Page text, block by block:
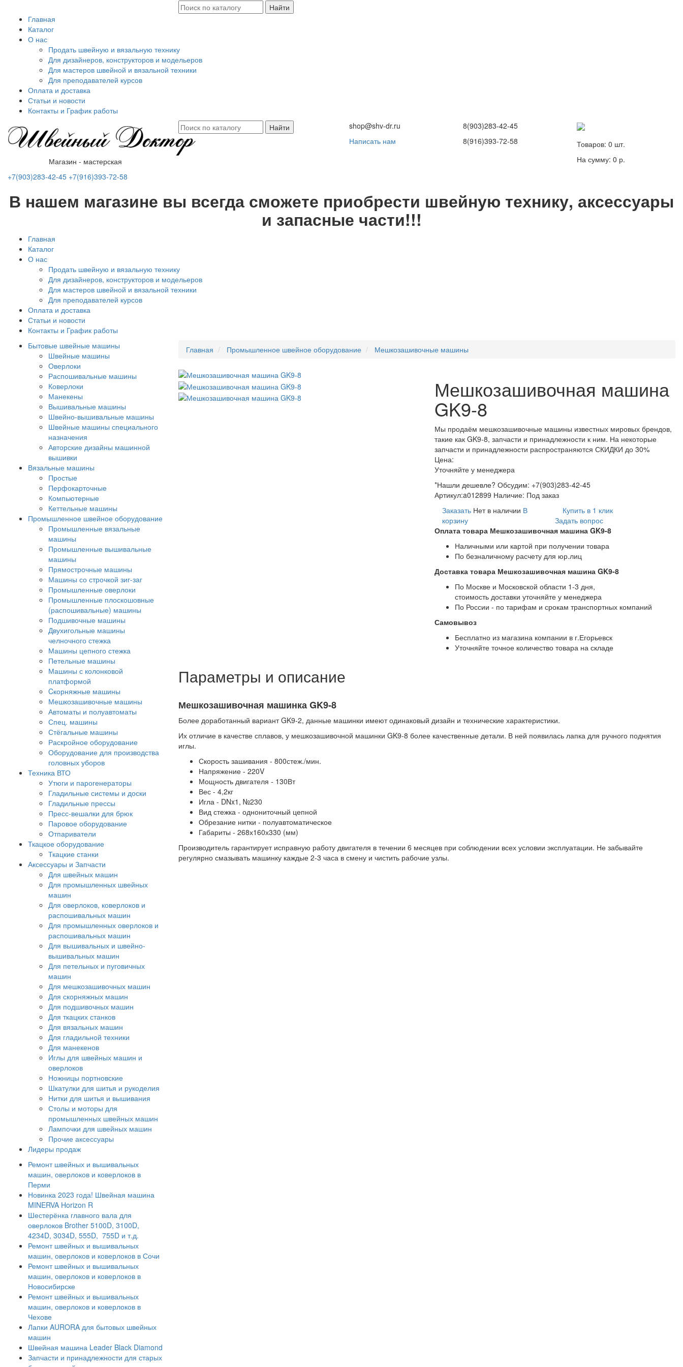
Найти
Главная
Каталог
О нас
Продать швейную и вязальную технику
Для дизайнеров, конструкторов и модельеров
Для мастеров швейной и вязальной техники
Для преподавателей курсов
Оплата и доставка
Статьи и новости
Контакты и График работы
Магазин - мастерская
Найти
shop@shv-dr.ru
Написать нам
8(903)283-42-45
8(916)393-72-58
Товаров: 0 шт.
На сумму: 0 р.
+7(903)283-42-45 +7(916)393-72-58
В нашем магазине вы всегда сможете приобрести швейную технику, аксессуары
и запасные части!!!
Главная
Каталог
О нас
Продать швейную и вязальную технику
Для дизайнеров, конструкторов и модельеров
Для мастеров швейной и вязальной техники
Для преподавателей курсов
Оплата и доставка
Статьи и новости
Контакты и График работы
Бытовые швейные машины
Швейные машины
Оверлоки
Распошивальные машины
Коверлоки
Манекены
Вышивальные машины
Швейно-вышивальные машины
Швейные машины специального
назначения
Авторские дизайны машинной
вышивки
Вязальные машины
Простые
Перфокарточные
Компьютерные
Кеттельные машины
Промышленное швейное оборудование
Промышленные вязальные
машины
Промышленные вышивальные
машины
Прямострочные машины
Машины со строчкой зиг-заг
Промышленные оверлоки
Промышленные плоскошовные
(распошивальные) машины
Подшивочные машины
Двухигольные машины
челночного стежка
Машины цепного стежка
Петельные машины
Машины с колонковой
платформой
Cкорняжные машины
Мешкозашивочные машины
Автоматы и полуавтоматы
Спец. машины
Стёгальные машины
Раскройное оборудование
Оборудование для производства
головных уборов
Техника ВТО
Утюги и парогенераторы
Гладильные системы и доски
Гладильные прессы
Пресс-вешалки для брюк
Паровое оборудование
Отпариватели
Ткацкое оборудование
Ткацкие станки
Аксессуары и Запчасти
Для швейных машин
Для промышленных швейных
машин
Для оверлоков, коверлоков и
распошивальных машин
Для промышленных оверлоков и
распошивальных машин
Для вышивальных и швейно-
вышивальных машин
Для петельных и пуговичных
машин
Для мешкозашивочных машин
Для скорняжных машин
Для подшивочных машин
Для ткацких станков
Для вязальных машин
Для гладильной техники
Для манекенов
Иглы для швейных машин и
оверлоков
Ножницы портновские
Шкатулки для шитья и рукоделия
Нитки для шитья и вышивания
Столы и моторы для
промышленных швейных машин
Лампочки для швейных машин
Прочие аксессуары
Лидеры продаж
Ремонт швейных и вышивальных
машин, оверлоков и коверлоков в
Перми
Новинка 2023 года! Швейная машина
MINERVA Horizon R
Шестерёнка главного вала для
оверлоков Brother 5100D, 3100D,
4234D, 3034D, 555D, 755D и т.д.
Ремонт швейных и вышивальных
машин, оверлоков и коверлоков в Сочи
Ремонт швейных и вышивальных
машин, оверлоков и коверлоков в
Новосибирске
Ремонт швейных и вышивальных
машин, оверлоков и коверлоков в
Чехове
Лапки AURORA для бытовых швейных
машин
Швейная машина Leader Black Diamond
Запчасти и принадлежности для старых
Главная Промышленное швейное оборудование Мешкозашивочные машины
Мешкозашивочная машина
GK9-8
Мы продаём мешкозашивочные машины известных мировых брендов,
такие как GK9-8, запчасти и принадлежности к ним. На некоторые
запчасти и принадлежности распространяются СКИДКИ до 30%
Цена:
Уточняйте у менеджера
*Нашли дешевле? Обсудим: +7(903)283-42-45
Артикул:a012899 Наличие: Под заказ
Заказать Нет в наличии В
корзину
Купить в 1 клик
Задать вопрос
Оплата товара Мешкозашивочная машина GK9-8
Наличными или картой при получении товара
По безналичному расчету для юр.лиц
Доставка товара Мешкозашивочная машина GK9-8
По Москве и Московской области 1-3 дня,
стоимость доставки уточняйте у менеджера
По России - по тарифам и срокам транспортных компаний
Самовывоз
Бесплатно из магазина компании в г.Егорьевск
Уточняйте точное количество товара на складе
Параметры и описание
Мешкозашивочная машинка GK9-8
Более доработанный вариант GK9-2, данные машинки имеют одинаковый дизайн и технические характеристики.
Их отличие в качестве сплавов, у мешкозашивочной машинки GK9-8 более качественные детали. В ней появилась лапка для ручного поднятия
иглы.
Скорость зашивания - 800стеж./мин.
Напряжение - 220V
Мощность двигателя - 130Вт
Вес - 4,2кг
Игла - DNx1, №230
Вид стежка - однониточный цепной
Обрезание нитки - полуавтоматическое
Габариты - 268х160х330 (мм)
Производитель гарантирует исправную работу двигателя в течении 6 месяцев при соблюдении всех условии эксплуатации. Не забывайте
регулярно смазывать машинку каждые 2-3 часа в смену и чистить рабочие узлы.